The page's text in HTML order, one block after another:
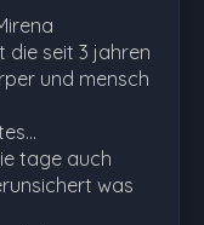
die seit 3 jahren
und mensch
tage auch
was